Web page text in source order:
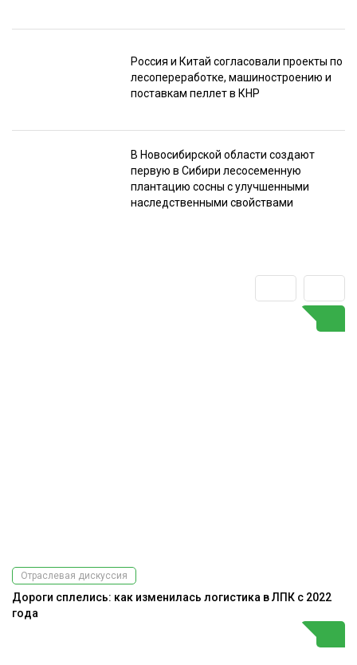
Россия и Китай согласовали проекты по
лесопереработке, машиностроению и
поставкам пеллет в КНР
В Новосибирской области создают
первую в Сибири лесосеменную
плантацию сосны с улучшенными
наследственными свойствами
Отраслевая дискуссия
Дороги сплелись: как изменилась логистика в ЛПК с 2022
года